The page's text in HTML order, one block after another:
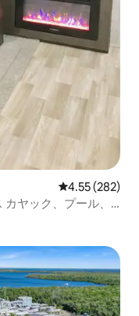
レビュー282
4.55 (282)
ヤック、プール、